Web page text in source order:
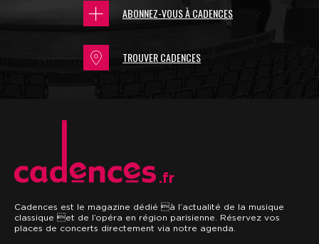
ABONNEZ-VOUS À CADENCES
TROUVER CADENCES
.fr
Cadences est le magazine dédié à l’actualité de la musique
classique et de l’opéra en région parisienne. Réservez vos
places de concerts directement via notre agenda.